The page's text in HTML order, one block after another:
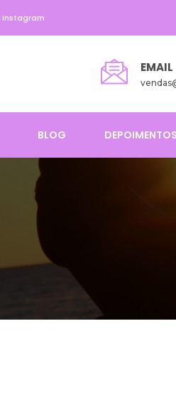
Instagram
EMAIL
BLOG DEPOIMENTOS